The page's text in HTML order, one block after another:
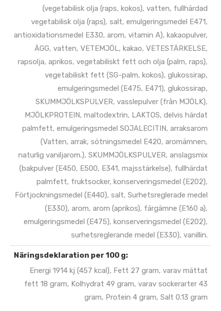
(vegetabilisk olja (raps, kokos), vatten, fullhärdad
vegetabilisk olja (raps), salt, emulgeringsmedel E471,
antioxidationsmedel E330, arom, vitamin A), kakaopulver,
ÄGG, vatten, VETEMJÖL, kakao, VETESTÄRKELSE,
rapsolja, aprikos, vegetabiliskt fett och olja (palm, raps),
vegetabiliskt fett (SG-palm, kokos), glukossirap,
emulgeringsmedel (E475, E471), glukossirap,
SKUMMJÖLKSPULVER, vasslepulver (från MJÖLK),
MJÖLKPROTEIN, maltodextrin, LAKTOS, delvis härdat
palmfett, emulgeringsmedel SOJALECITIN, arraksarom
(Vatten, arrak, sötningsmedel E420, aromämnen,
naturlig vaniljarom.), SKUMMJÖLKSPULVER, anslagsmix
(bakpulver (E450, E500, E341, majsstärkelse), fullhärdat
palmfett, fruktsocker, konserveringsmedel (E202),
Förtjockningsmedel (E440), salt, Surhetsreglerade medel
(E330), arom, arom (aprikos), färgämne (E160 a),
emulgeringsmedel (E475), konserveringsmedel (E202),
surhetsreglerande medel (E330), vanillin.
Näringsdeklaration per 100 g:
Energi 1914 kj (457 kcal), Fett 27 gram, varav mättat
fett 18 gram, Kolhydrat 49 gram, varav sockerarter 43
gram, Protein 4 gram, Salt 0.13 gram